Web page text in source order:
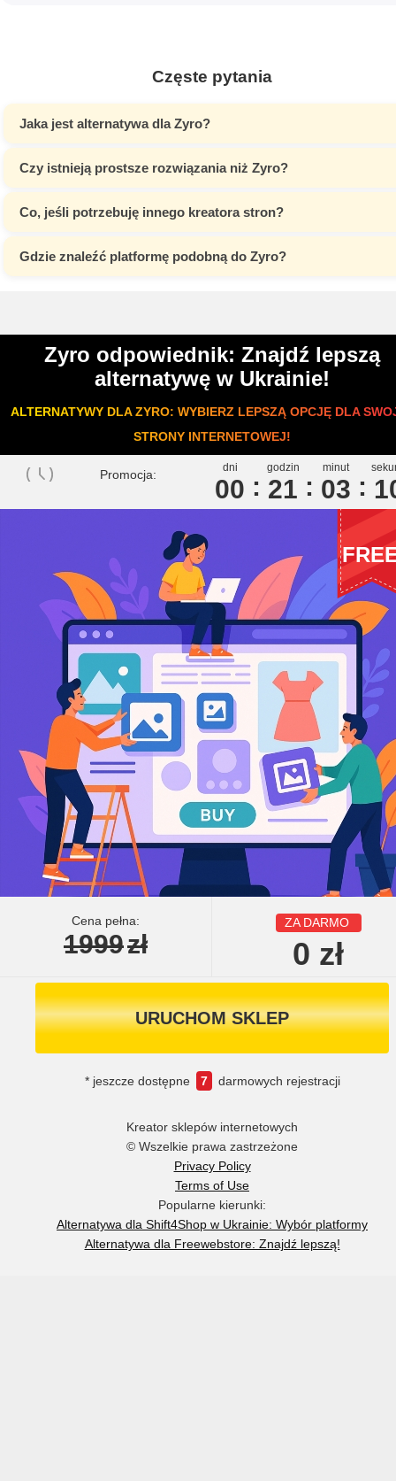
Częste pytania
Jaka jest alternatywa dla Zyro?
Czy istnieją prostsze rozwiązania niż Zyro?
Co, jeśli potrzebuję innego kreatora stron?
Gdzie znaleźć platformę podobną do Zyro?
Zyro odpowiednik: Znajdź lepszą
alternatywę w Ukrainie!
ALTERNATYWY DLA ZYRO: WYBIERZ LEPSZĄ OPCJĘ DLA
STRONY INTERNETOWEJ!
Promocja: dni
00
godzin
21
minut
03 1
Cena pełna:
1999zł
ZA DARMO
0 zł
URUCHOM SKLEP
* jeszcze dostępne 7 darmowych rejestracji
Kreator sklepów internetowych
© Wszelkie prawa zastrzeżone
Privacy Policy
Terms of Use
Popularne kierunki:
Alternatywa dla Shift4Shop w Ukrainie: Wybór platformy
Alternatywa dla Freewebstore: Znajdź lepszą!